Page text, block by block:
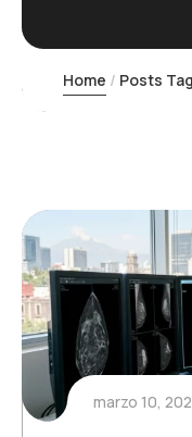
Home Posts
marzo 10,